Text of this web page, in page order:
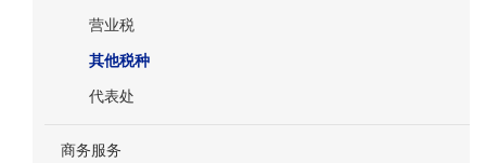
营业税
其他税种
代表处
商务服务